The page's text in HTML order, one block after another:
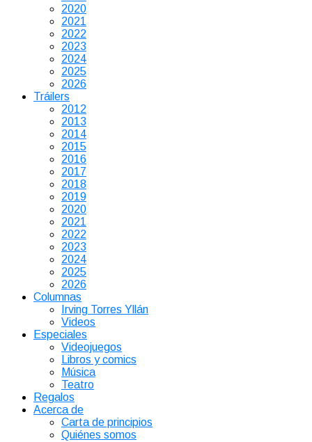
2020
2021
2022
2023
2024
2025
2026
Tráilers
2012
2013
2014
2015
2016
2017
2018
2019
2020
2021
2022
2023
2024
2025
2026
Columnas
Irving Torres Yllán
Videos
Especiales
Videojuegos
Libros y comics
Música
Teatro
Regalos
Acerca de
Carta de principios
Quiénes somos